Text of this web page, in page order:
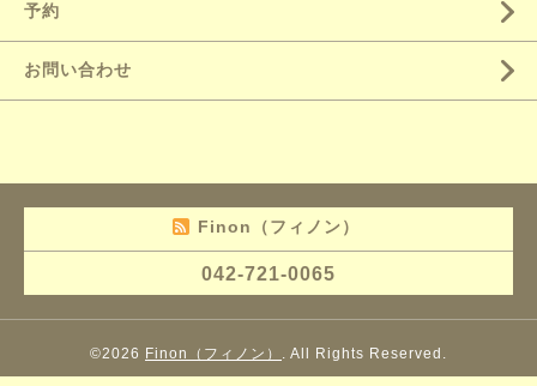
予約
お問い合わせ
Finon（フィノン）
042-721-0065
©2026 Finon（フィノン） . All Rights Reserved.